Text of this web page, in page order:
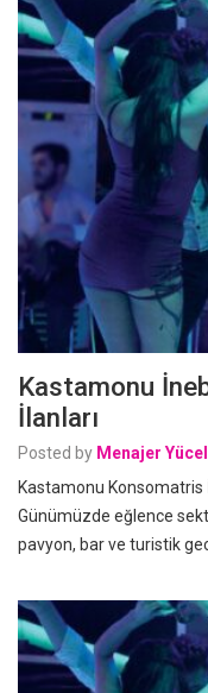
Kastamonu
İlanları
Posted by Menajer Yücel
Kastamonu Konsomatris
Günümüzde eğlence
pavyon, bar ve turistik